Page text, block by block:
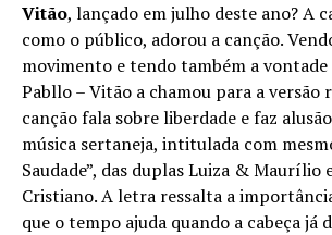
Vitão, lançado em julho deste ano? A
como o público, adorou a canção.
movimento e tendo também a
Pabllo – Vitão a chamou para a versão
canção fala sobre liberdade e faz
música sertaneja, intitulada com
Saudade”, das duplas Luiza & Maurílio
Cristiano. A letra ressalta a
que o tempo ajuda quando a cabeça já